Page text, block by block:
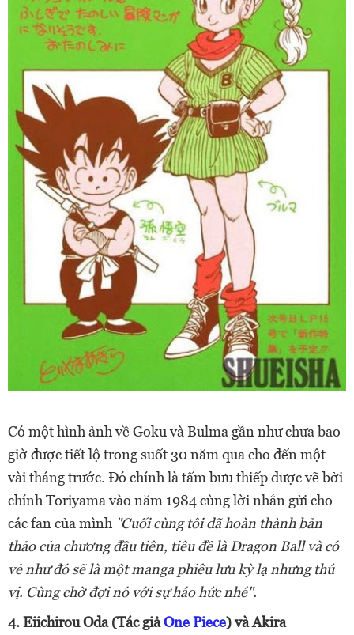
Có một hình ảnh về Goku và Bulma gần như chưa bao
giờ được tiết lộ trong suốt 30 năm qua cho đến một
vài tháng trước. Đó chính là tấm bưu thiếp được vẽ bởi
chính Toriyama vào năm 1984 cùng lời nhắn gửi cho
các fan của mình "Cuối cùng tôi đã hoàn thành bản
thảo của chương đầu tiên, tiêu đề là Dragon Ball và có
vẻ như đó sẽ là một manga phiêu lưu kỳ lạ nhưng thú
vị. Cùng chờ đợi nó với sự háo hức nhé".
4. Eiichirou Oda (Tác giảOne Piece) và Akira